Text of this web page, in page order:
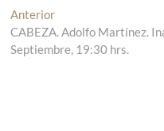
N
a
Anterior
n
t
CABEZA. Adolfo Martínez.
Septiembre, 19:30 hrs.